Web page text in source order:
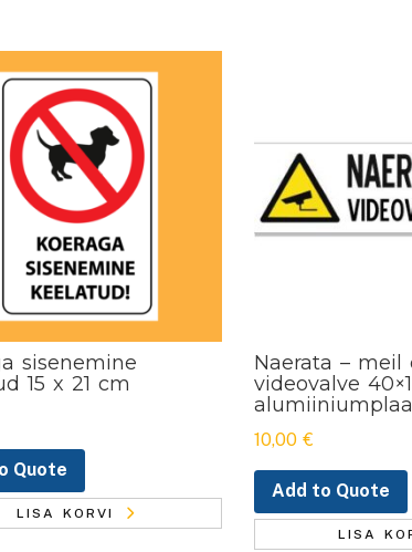
sisenemine
15 x 21 cm
Quote
LISA KORVI
Naerata – meil
videovalve
10,00€
Add to Quote
LISA